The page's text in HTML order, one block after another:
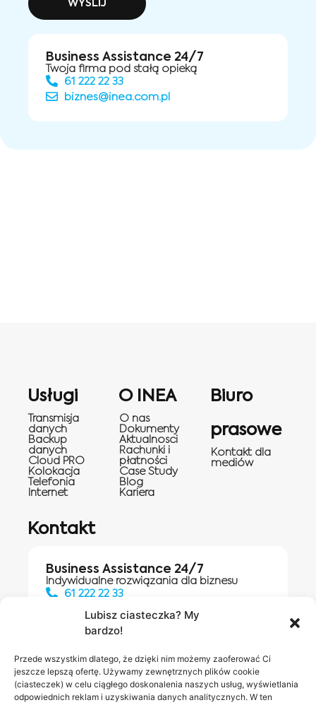
Lubisz ciasteczka? My
bardzo!
Przede wszystkim dlatego, że dzięki nim możemy zaoferować Ci
jeszcze lepszą ofertę. Używamy zewnętrznych plików cookie
(ciasteczek) w celu ciągłego doskonalenia naszych usług, wyświetlania
odpowiednich reklam i uzyskiwania danych analitycznych. W ten
WYŚLIJ
Business Assistance 24/7
Twoja firma pod stałą opieką
61 222 22 33
biznes@inea.com.pl
Usługi
Transmisja
danych
Backup
danych
Cloud PRO
Kolokacja
Telefonia
Internet
O INEA
O nas
Dokumenty
Aktualnosci
Rachunki i
płatności
Case Study
Blog
Kariera
Biuro
prasowe
Kontakt dla
mediów
Kontakt
Business Assistance 24/7
Indywidualne rozwiązania dla biznesu
61 222 22 33